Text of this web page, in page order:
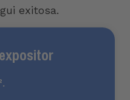
exitosa.
.